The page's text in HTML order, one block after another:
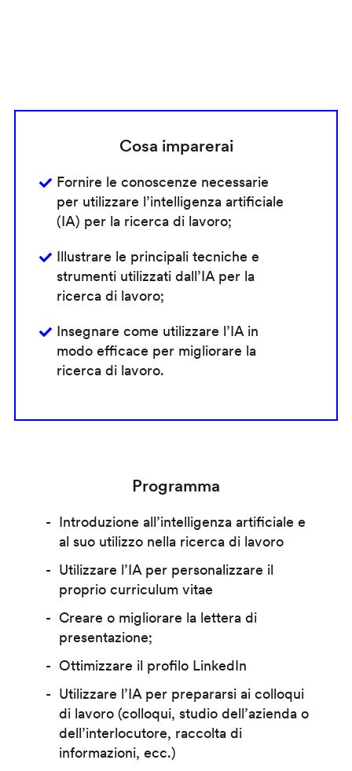
Cosa imparerai
Fornire le conoscenze necessarie
per utilizzare l’intelligenza artificiale
(IA) per la ricerca di lavoro;
Illustrare le principali tecniche e
strumenti utilizzati dall’IA per la
ricerca di lavoro;
Insegnare come utilizzare l’IA in
modo efficace per migliorare la
ricerca di lavoro.
Programma
Introduzione all’intelligenza artificiale e
al suo utilizzo nella ricerca di lavoro
Utilizzare l’IA per personalizzare il
proprio curriculum vitae
Creare o migliorare la lettera di
presentazione;
Ottimizzare il profilo LinkedIn
Utilizzare l’IA per prepararsi ai colloqui
di lavoro (colloqui, studio dell’azienda o
dell’interlocutore, raccolta di
informazioni, ecc.)